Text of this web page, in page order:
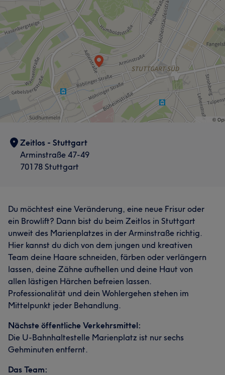
Zeitlos - Stuttgart
Arminstraße 47-49
70178 Stuttgart
Du möchtest eine Veränderung, eine neue Frisur oder
ein Browlift? Dann bist du beim Zeitlos in Stuttgart
unweit des Marienplatzes in der Arminstraße richtig.
Hier kannst du dich von dem jungen und kreativen
Team deine Haare schneiden, färben oder verlängern
lassen, deine Zähne aufhellen und deine Haut von
allen lästigen Härchen befreien lassen.
Professionalität und dein Wohlergehen stehen im
Mittelpunkt jeder Behandlung.
Nächste öffentliche Verkehrsmittel:
Die U-Bahnhaltestelle Marienplatz ist nur sechs
Gehminuten entfernt.
Das Team: